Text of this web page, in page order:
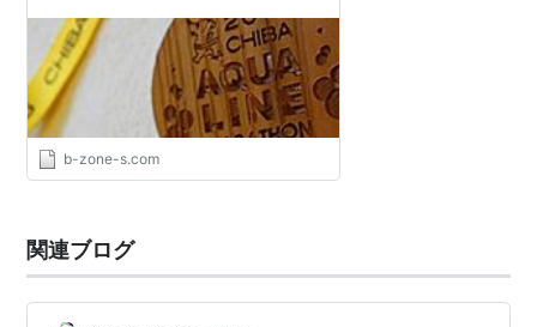
15,000人
参加料
10,000円
出走者
13,946人
b-zone-s.com
関連ブログ